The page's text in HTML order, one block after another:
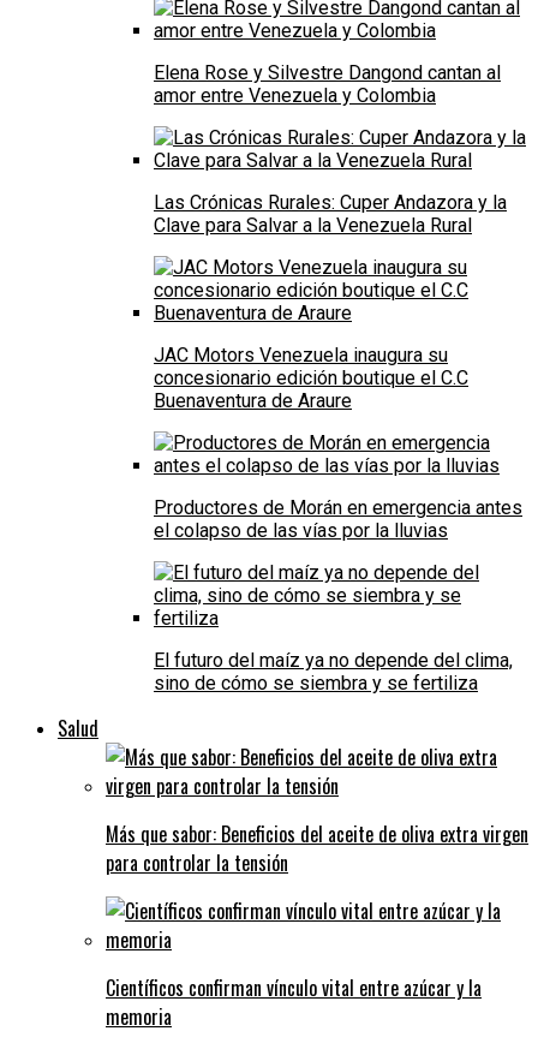
Elena Rose y Silvestre Dangond cantan al
amor entre Venezuela y Colombia
Las Crónicas Rurales: Cuper Andazora y la
Clave para Salvar a la Venezuela Rural
JAC Motors Venezuela inaugura su
concesionario edición boutique el C.C
Buenaventura de Araure
Productores de Morán en emergencia antes
el colapso de las vías por la lluvias
El futuro del maíz ya no depende del clima,
sino de cómo se siembra y se fertiliza
Salud
Más que sabor: Beneficios del aceite de oliva extra virgen
para controlar la tensión
Científicos confirman vínculo vital entre azúcar y la
memoria